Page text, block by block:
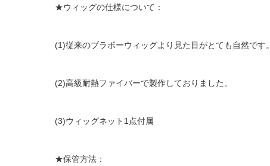
★ウィッグの仕様について：
(1)従来のブラボーウィッグより見た目がとても自然です。
(2)高級耐熱ファイバーで製作しておりました。
(3)ウィッグネット1点付属
★保管方法：